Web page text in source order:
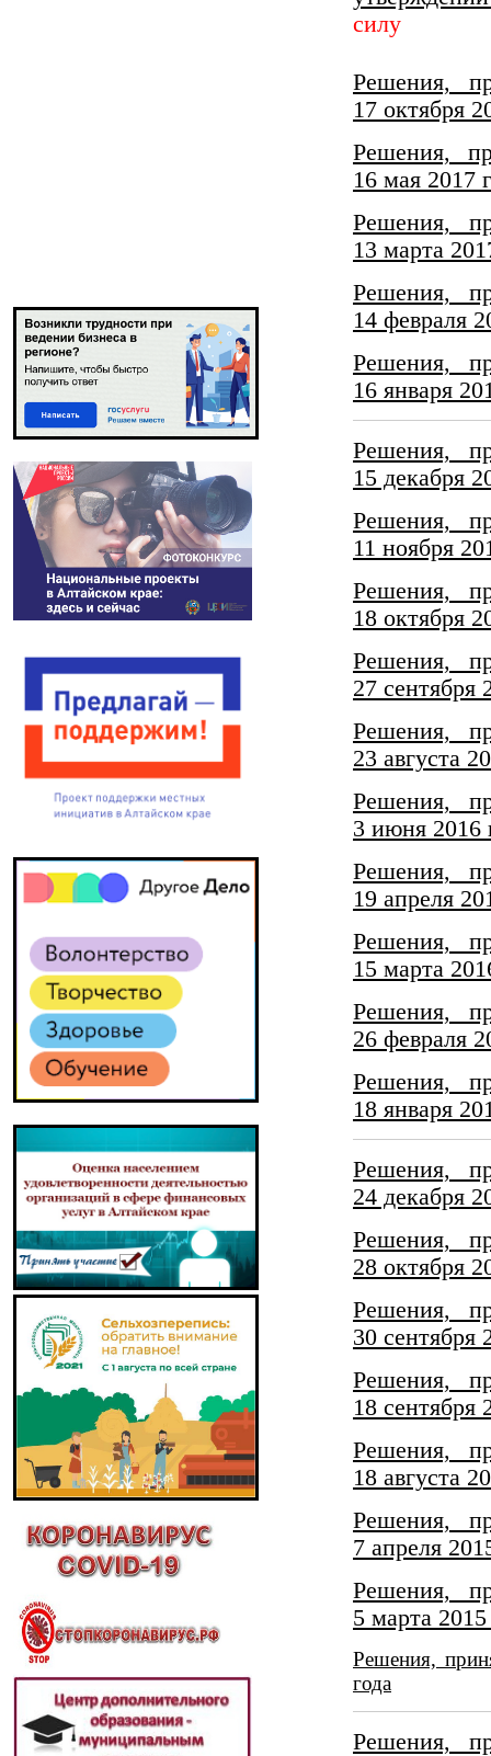
силу
Решения,
17 октября
Решения,
16 мая 2017
Решения,
13 марта
Решения,
14 февраля
Решения,
16 января
Решения,
15 декабря
Решения,
11 ноября
Решения,
18 октября
Решения,
27 сентября
Решения,
23 августа
Решения,
3 июня 2016
Решения,
19 апреля
Решения,
15 марта
Решения,
26 февраля
Решения,
18 января
Решения,
24 декабря
Решения,
28 октября
Решения,
30 сентября
Решения,
18 сентября
Решения,
18 августа
Решения,
7 апреля
Решения,
5 марта 2015
Решения,
года
Решения,